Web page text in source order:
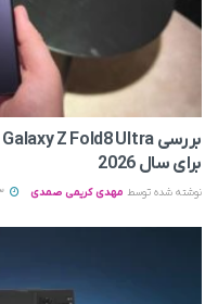
برای سال 2026
نوشته شده توسط مهدی کریمی صمدی